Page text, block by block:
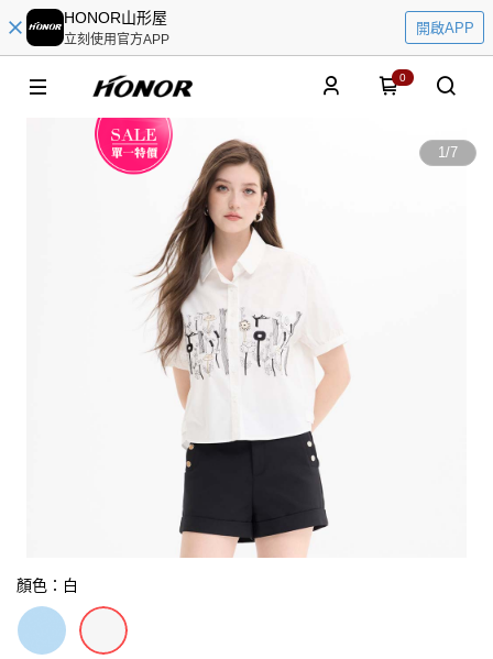
HONOR山形屋
立刻使用官方APP
開啟APP
0
1/7
顏色：白